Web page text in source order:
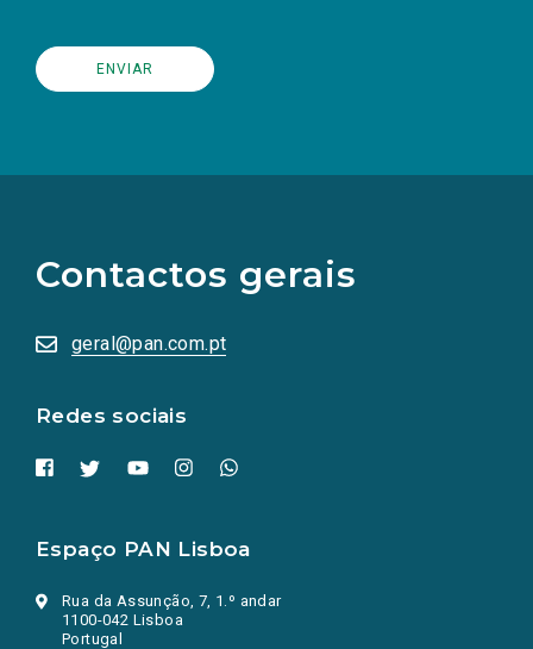
Contactos gerais
geral@pan.com.pt
Redes sociais
redes
sociais
numa
nova
Espaço PAN Lisboa
Rua da Assunção, 7, 1.º andar
1100-042 Lisboa
Portugal